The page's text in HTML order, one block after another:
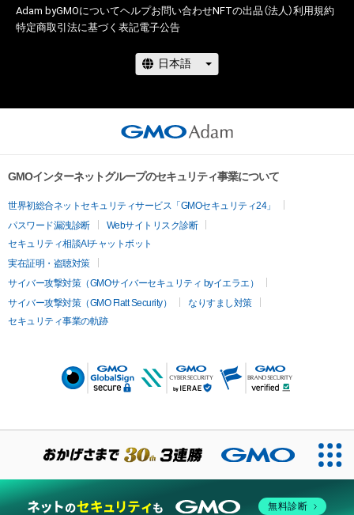
Adam byGMOについてヘルプお問い合わせNFTの出品（法人）利用規約
特定商取引法に基づく表記電子公告
GMOインターネットグループのセキュリティ事業について
世界初総合ネットセキュリティサービス「GMOセキュリティ24」
パスワード漏洩診断
Webサイトリスク診断
セキュリティ相談AIチャットボット
実在証明・盗聴対策
サイバー攻撃対策（GMOサイバーセキュリティ byイエラエ）
サイバー攻撃対策（GMO Flatt Security）
なりすまし対策
セキュリティ事業の軌跡
無料診断